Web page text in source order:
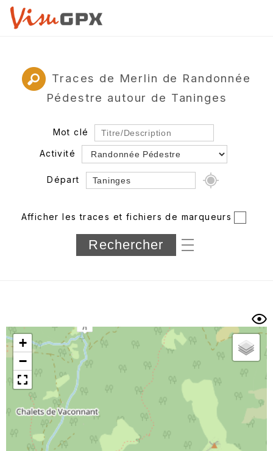
Traces de Merlin de Randonnée
Pédestre autour de Taninges
Mot clé
Activité
Départ
Département
Longueur min/max
Trier par
Horodatage Photos
Afficher les traces et fichiers de marqueurs
+
−